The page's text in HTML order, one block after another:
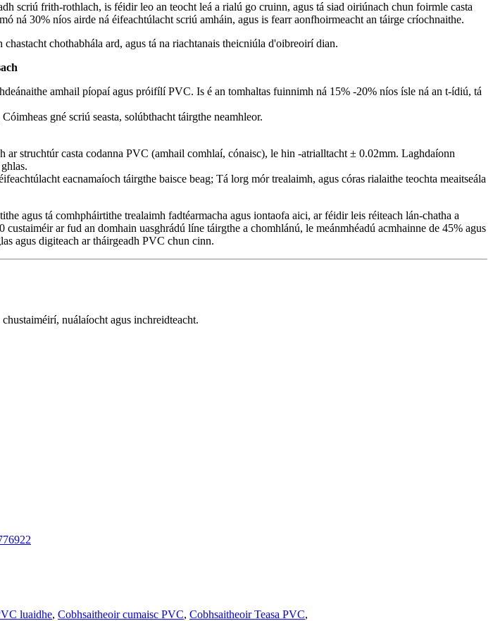
scriú frith-rothlach, is féidir leo an teocht leá a rialú go cruinn, agus tá siad oiriúnach chun foirmle casta
ná 30% níos airde ná éifeachtúlacht scriú amháin, agus is fearr aonfhoirmeacht an táirge críochnaithe.
chothabhála ard, agus tá na riachtanais theicniúla d'oibreoirí dian.
amhail píopaí agus próifílí PVC. Is é an tomhaltas fuinnimh ná 15% -20% níos ísle ná an t-ídiú, tá
gné scriú seasta, solúbthacht táirgthe neamhleor.
struchtúr casta codanna PVC (amhail comhlaí, cónaisc), le hin -atrialltacht ± 0.02mm. Laghdaíonn
eacnamaíoch táirgthe baisce beag; Tá lorg mór trealaimh, agus córas rialaithe teochta meaitseála
agus tá comhpháirtithe trealaimh fadtéarmacha agus iontaofa aici, ar féidir leis réiteach lán-chatha a
ar fud an domhain uasghrádú líne táirgthe a chomhlánú, le meánmhéadú acmhainne de 45% agus
agus digiteach ar tháirgeadh PVC chun cinn.
nuálaíocht agus inchreidteacht.
luaidhe, Cobhsaitheoir cumaisc PVC, Cobhsaitheoir Teasa PVC,